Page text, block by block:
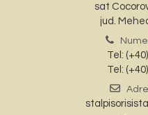
sat
jud.
Tel:
Tel: